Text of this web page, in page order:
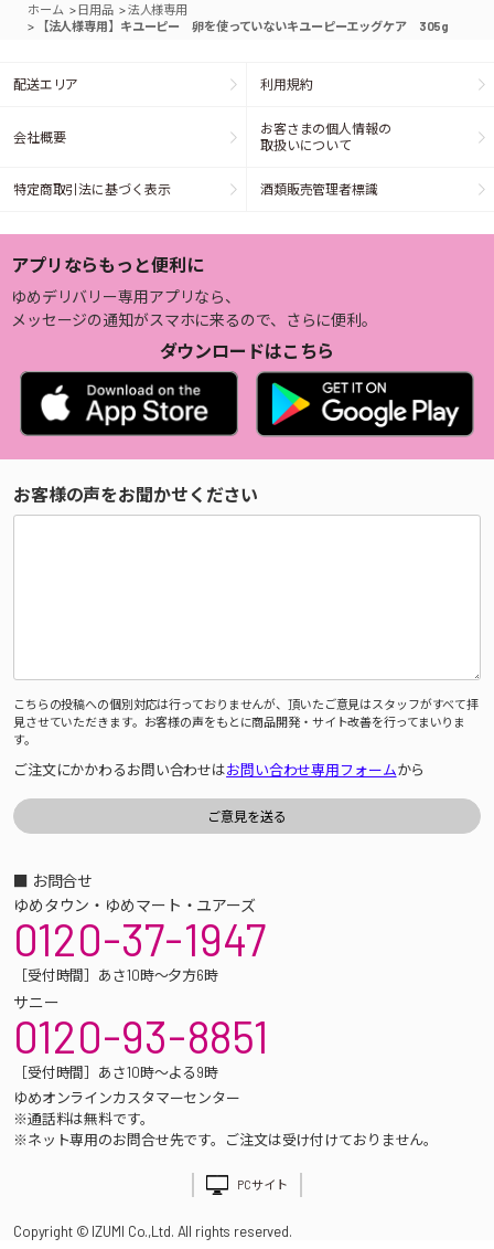
ホーム > 日用品 >法人様専用
> 【法人様専用】キユーピー 卵を使っていないキユーピーエッグケア 305g
配送エリア 利用規約
会社概要
お客さまの個人情報の
取扱いについて
特定商取引法に基づく表示 酒類販売管理者標識
アプリならもっと便利に
ゆめデリバリー専用アプリなら、
メッセージの通知がスマホに来るので、さらに便利。
ダウンロードはこちら
お客様の声をお聞かせください
こちらの投稿への個別対応は行っておりませんが、頂いたご意見はスタッフがすべて拝
見させていただきます。お客様の声をもとに商品開発・サイト改善を行ってまいりま
す。
ご注文にかかわるお問い合わせはお問い合わせ専用フォームから
■ お問合せ
ゆめタウン・ゆめマート・ユアーズ
0120-37-1947
［受付時間］あさ10時～夕方6時
サニー
0120-93-8851
［受付時間］あさ10時～よる9時
ゆめオンラインカスタマーセンター
※通話料は無料です。
※ネット専用のお問合せ先です。ご注文は受け付けておりません。
PCサイト
Copyright © IZUMI Co.,Ltd. All rights reserved.